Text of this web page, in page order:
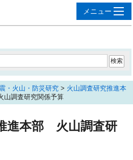
・火山・防災研究 > 火山調査研究推進本
調査研究関係予算
進本部 火山調査研